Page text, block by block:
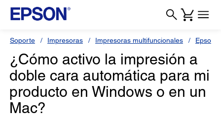
Soporte Impresoras Impresoras multifuncionales Epson
¿Cómo activo la impresión a
doble cara automática para mi
producto en Windows o en un
Mac?